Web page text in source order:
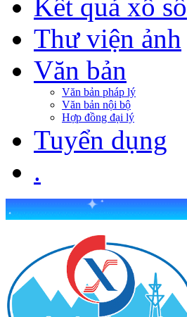
Kết quả xổ số
Thư viện ảnh
Văn bản
Văn bản pháp lý
Văn bản nội bộ
Hợp đồng đại lý
Tuyển dụng
.